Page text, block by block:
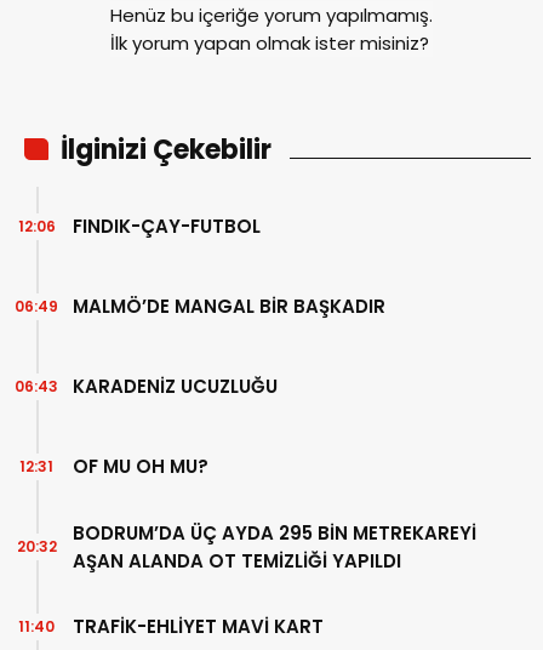
Henüz bu içeriğe yorum yapılmamış.
İlk yorum yapan olmak ister misiniz?
İlginizi Çekebilir
FINDIK-ÇAY-FUTBOL
12:06
MALMÖ’DE MANGAL BİR BAŞKADIR
06:49
KARADENİZ UCUZLUĞU
06:43
OF MU OH MU?
12:31
BODRUM’DA ÜÇ AYDA 295 BİN METREKAREYİ
AŞAN ALANDA OT TEMİZLİĞİ YAPILDI
20:32
TRAFİK-EHLİYET MAVİ KART
11:40